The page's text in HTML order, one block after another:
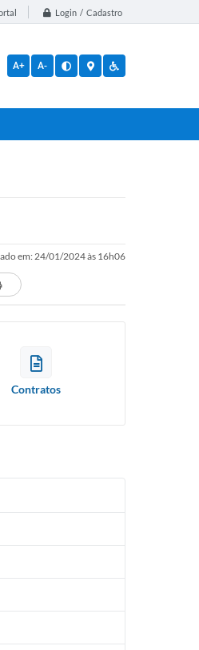
Login / Cadastro
A+ A-
em: 24/01/2024 às 16h06
Contratos